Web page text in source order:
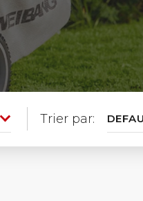
Trier par: